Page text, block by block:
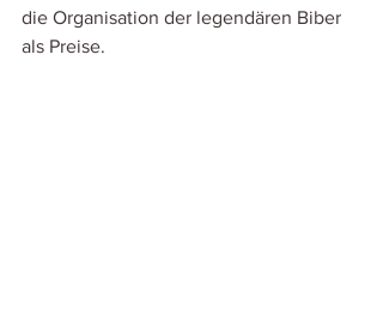
die Organisation der legendären Biber
als Preise.